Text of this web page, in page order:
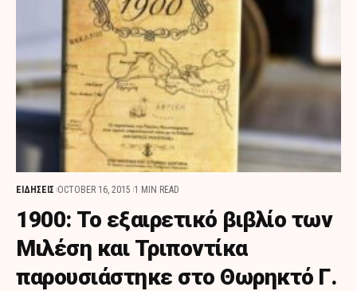
ΕΙΔΗΣΕΙΣ OCTOBER 16, 2015 1 MIN READ
1900: Το εξαιρετικό βιβλίο των
Μιλέση και Τριποντίκα
παρουσιάστηκε στο Θωρηκτό Γ.